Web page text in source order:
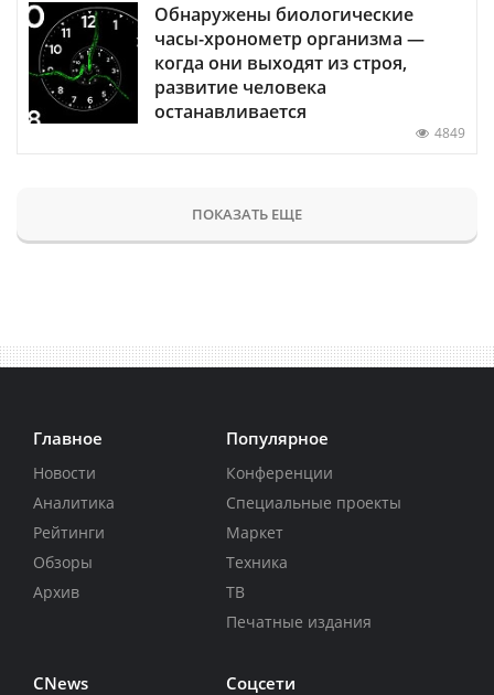
Обнаружены биологические
часы-хронометр организма —
когда они выходят из строя,
развитие человека
останавливается
4849
ПОКАЗАТЬ ЕЩЕ
Главное
Новости
Аналитика
Рейтинги
Обзоры
Архив
Популярное
Конференции
Специальные проекты
Маркет
Техника
ТВ
Печатные издания
CNews Соцсети